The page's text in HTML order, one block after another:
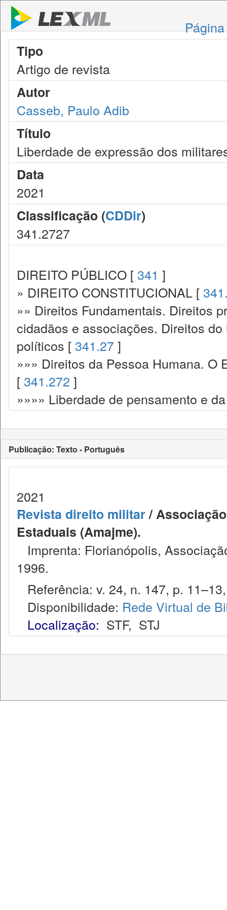
Tipo
Artigo de revista
Autor
Casseb, Paulo Adib
Título
Liberdade de expressão dos
Data
2021
Classificação (CDDir)
341.2727
DIREITO PÚBLICO [ 341 ]
» DIREITO CONSTITUCIONAL [
»» Direitos Fundamentais. Direitos
cidadãos e associações. Direitos
políticos [ 341.27 ]
»»» Direitos da Pessoa Humana.
[ 341.272 ]
»»»» Liberdade de pensamento e
Publicação: Texto - Português
2021
Revista direito militar/
Estaduais (Amajme).
Imprenta: Florianópolis,
1996.
Referência: v. 24, n. 147, p.
Disponibilidade: Rede Virtual de
Localização: STF, STJ